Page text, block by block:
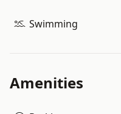
Swimming
Amenities